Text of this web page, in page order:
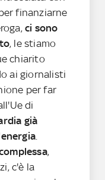
finanziarne
ci sono
, le stiamo
chiarito
ai giornalisti
per far
di
già
.
,
c'è la